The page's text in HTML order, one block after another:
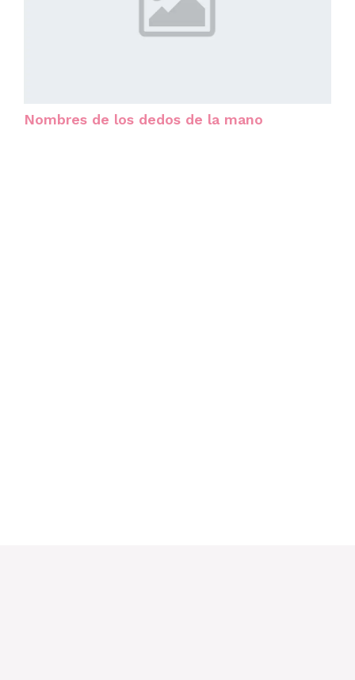
Nombres de los dedos de la mano